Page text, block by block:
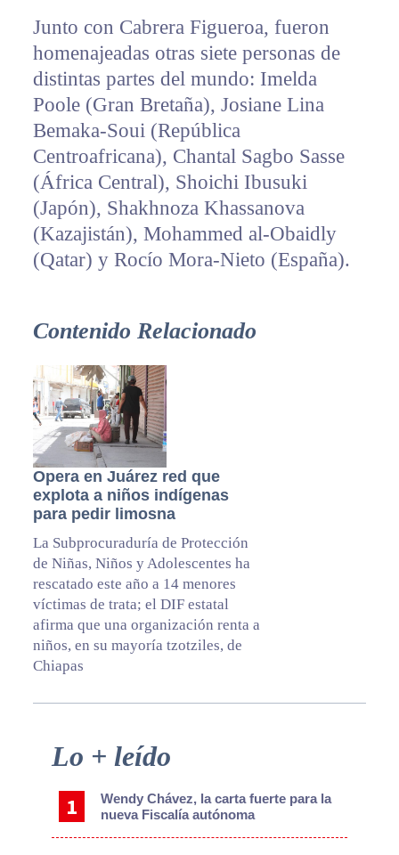
Junto con Cabrera Figueroa, fueron
homenajeadas otras siete personas de
distintas partes del mundo: Imelda
Poole (Gran Bretaña), Josiane Lina
Bemaka-Soui (República
Centroafricana), Chantal Sagbo Sasse
(África Central), Shoichi Ibusuki
(Japón), Shakhnoza Khassanova
(Kazajistán), Mohammed al-Obaidly
(Qatar) y Rocío Mora-Nieto (España).
Contenido Relacionado
Opera en Juárez red que
explota a niños indígenas
para pedir limosna
La Subprocuraduría de Protección
de Niñas, Niños y Adolescentes ha
rescatado este año a 14 menores
víctimas de trata; el DIF estatal
afirma que una organización renta a
niños, en su mayoría tzotziles, de
Chiapas
Primary
Lo + leído
Wendy Chávez, la carta fuerte para la
nueva Fiscalía autónoma